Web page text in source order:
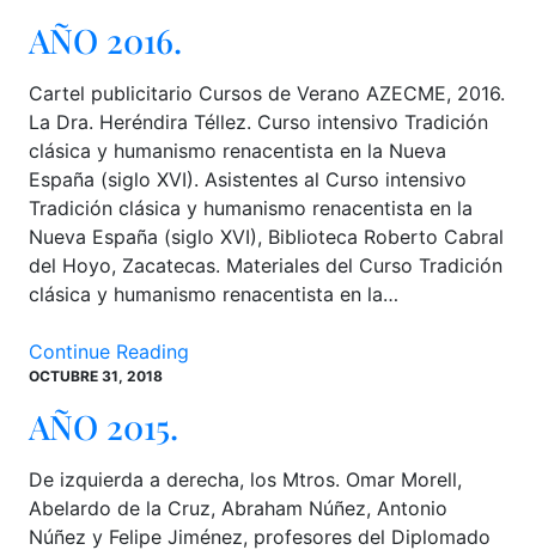
AÑO 2016.
Cartel publicitario Cursos de Verano AZECME, 2016.
La Dra. Heréndira Téllez. Curso intensivo Tradición
clásica y humanismo renacentista en la Nueva
España (siglo XVI). Asistentes al Curso intensivo
Tradición clásica y humanismo renacentista en la
Nueva España (siglo XVI), Biblioteca Roberto Cabral
del Hoyo, Zacatecas. Materiales del Curso Tradición
clásica y humanismo renacentista en la…
Continue Reading
OCTUBRE 31, 2018
AÑO 2015.
De izquierda a derecha, los Mtros. Omar Morell,
Abelardo de la Cruz, Abraham Núñez, Antonio
Núñez y Felipe Jiménez, profesores del Diplomado